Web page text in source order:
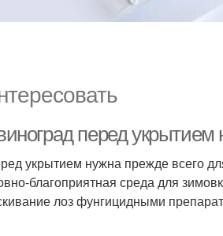
перед
укрытием нужна прежде всего
благоприятная среда для
лоз фунгицидными